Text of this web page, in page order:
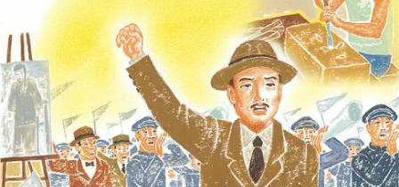
女裝 男裝 化妝保養 情趣用品
日本購物 電子/紙本書
HOT